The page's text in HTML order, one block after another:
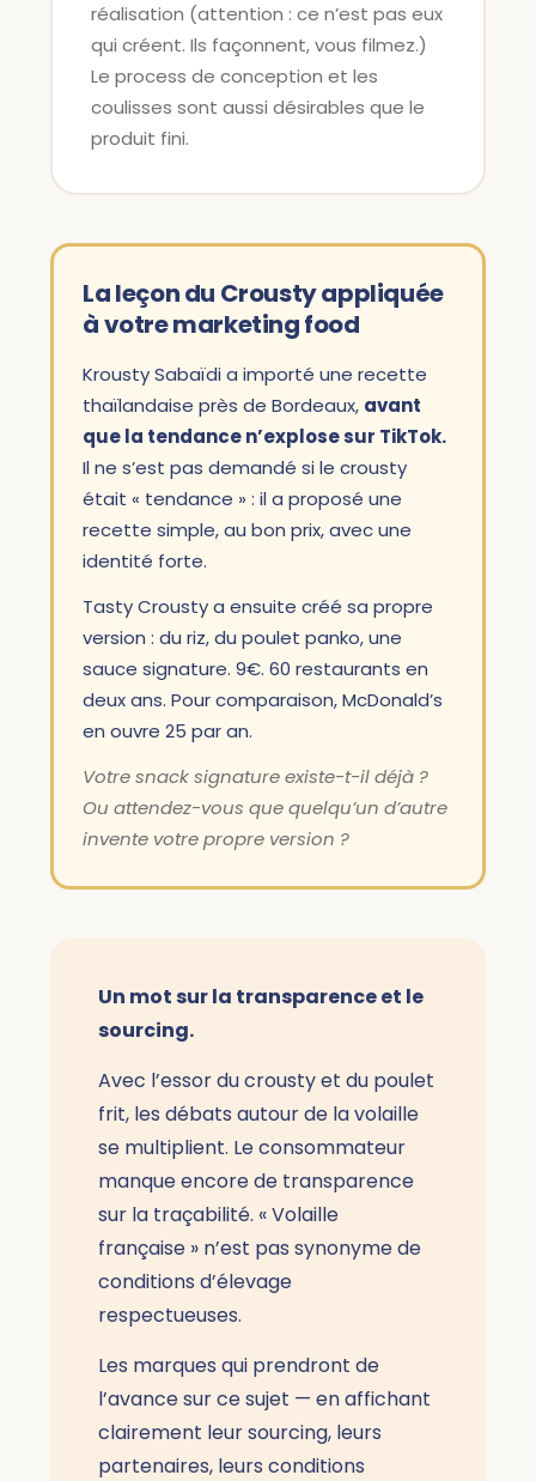
réalisation (attention : ce n’est pas eux
qui créent. Ils façonnent, vous filmez.)
Le process de conception et les
coulisses sont aussi désirables que le
produit fini.
La leçon du Crousty appliquée
à votre marketing food
Krousty Sabaïdi a importé une recette
thaïlandaise près de Bordeaux, avant
que la tendance n’explose sur TikTok.
Il ne s’est pas demandé si le crousty
était « tendance » : il a proposé une
recette simple, au bon prix, avec une
identité forte.
Tasty Crousty a ensuite créé sa propre
version : du riz, du poulet panko, une
sauce signature. 9€. 60 restaurants en
deux ans. Pour comparaison, McDonald’s
en ouvre 25 par an.
Votre snack signature existe-t-il déjà ?
Ou attendez-vous que quelqu’un d’autre
invente votre propre version ?
Un mot sur la transparence et le
sourcing.
Avec l’essor du crousty et du poulet
frit, les débats autour de la volaille
se multiplient. Le consommateur
manque encore de transparence
sur la traçabilité. « Volaille
française » n’est pas synonyme de
conditions d’élevage
respectueuses.
Les marques qui prendront de
l’avance sur ce sujet — en affichant
clairement leur sourcing, leurs
partenaires, leurs conditions